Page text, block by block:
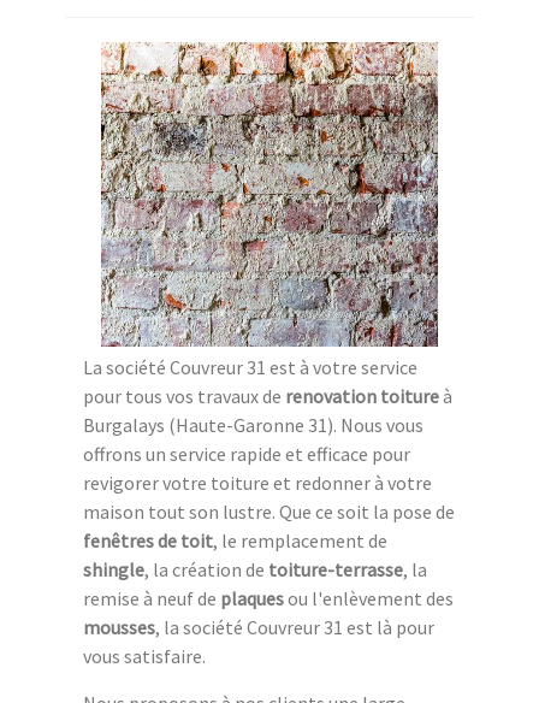
La société Couvreur 31 est à votre service
pour tous vos travaux de renovation toitureà
Burgalays (Haute-Garonne 31). Nous vous
offrons un service rapide et efficace pour
revigorer votre toiture et redonner à votre
maison tout son lustre. Que ce soit la pose de
fenêtres de toit, le remplacement de
shingle, la création de toiture-terrasse, la
remise à neuf de plaquesou l'enlèvement des
mousses, la société Couvreur 31 est là pour
vous satisfaire.